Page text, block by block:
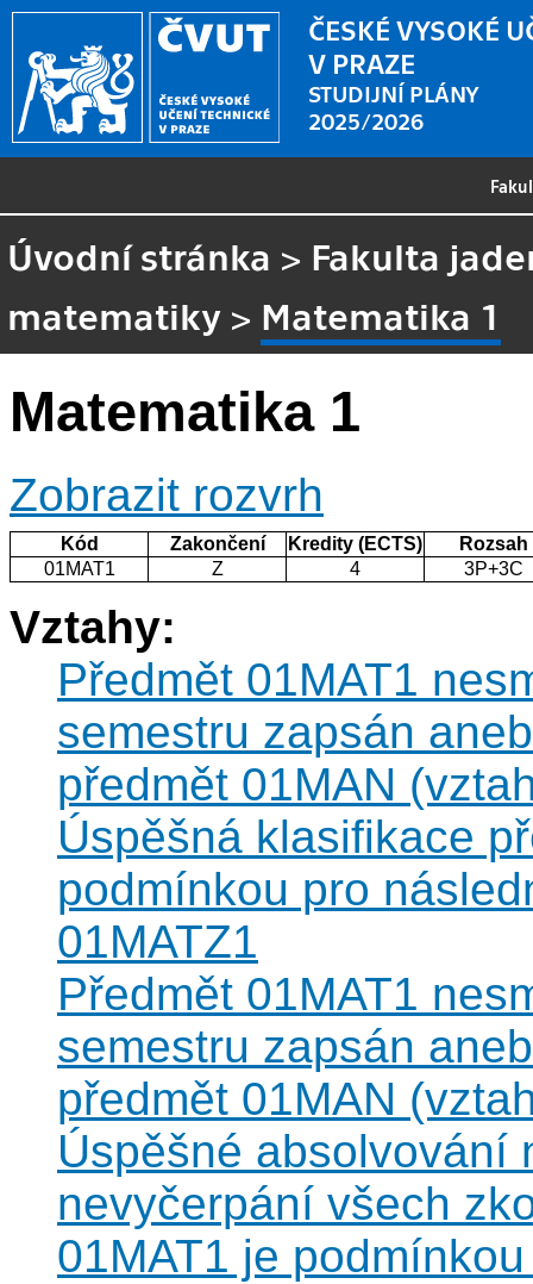
ČESKÉ VYSOKÉ
V PRAZE
STUDIJNÍ PLÁNY
2025/2026
Úvodní stránka > Fakulta
matematiky > Matematika 1
Matematika 1
Zobrazit rozvrh
Kód Zakončení Kredity (ECTS)
Rozsah
01MAT1
Z 4 3P+3C
Vztahy:
Předmět 01MAT1
semestru zapsán
předmět 01MAN
Úspěšná klasifikace
podmínkou pro
01MATZ1
Předmět 01MAT1
semestru zapsán
předmět 01MAN
Úspěšné absolvování
nevyčerpání všech
01MAT1 je